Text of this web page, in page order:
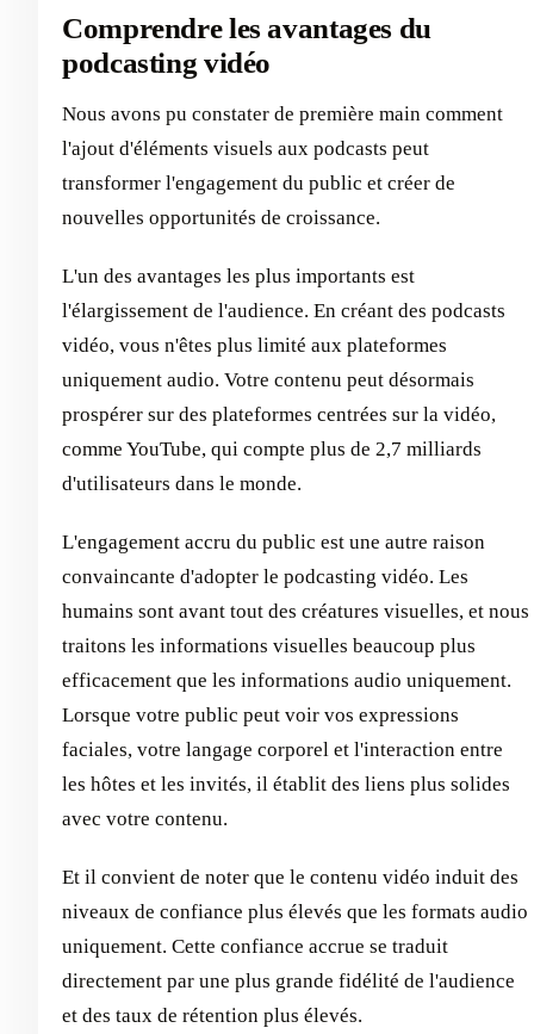
Comprendre les avantages du
podcasting vidéo
Nous avons pu constater de première main comment
l'ajout d'éléments visuels aux podcasts peut
transformer l'engagement du public et créer de
nouvelles opportunités de croissance.
L'un des avantages les plus importants est
l'élargissement de l'audience. En créant des podcasts
vidéo, vous n'êtes plus limité aux plateformes
uniquement audio. Votre contenu peut désormais
prospérer sur des plateformes centrées sur la vidéo,
comme YouTube, qui compte plus de 2,7 milliards
d'utilisateurs dans le monde.
L'engagement accru du public est une autre raison
convaincante d'adopter le podcasting vidéo. Les
humains sont avant tout des créatures visuelles, et nous
traitons les informations visuelles beaucoup plus
efficacement que les informations audio uniquement.
Lorsque votre public peut voir vos expressions
faciales, votre langage corporel et l'interaction entre
les hôtes et les invités, il établit des liens plus solides
avec votre contenu.
Et il convient de noter que le contenu vidéo induit des
niveaux de confiance plus élevés que les formats audio
uniquement. Cette confiance accrue se traduit
directement par une plus grande fidélité de l'audience
et des taux de rétention plus élevés.